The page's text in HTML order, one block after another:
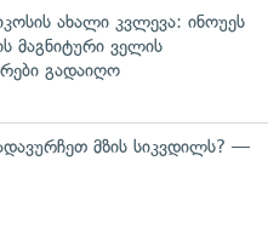
ახალი კვლევა: ინოუეს
მაგნიტური ველის
გადაიღო
მზის სიკვდილს? —